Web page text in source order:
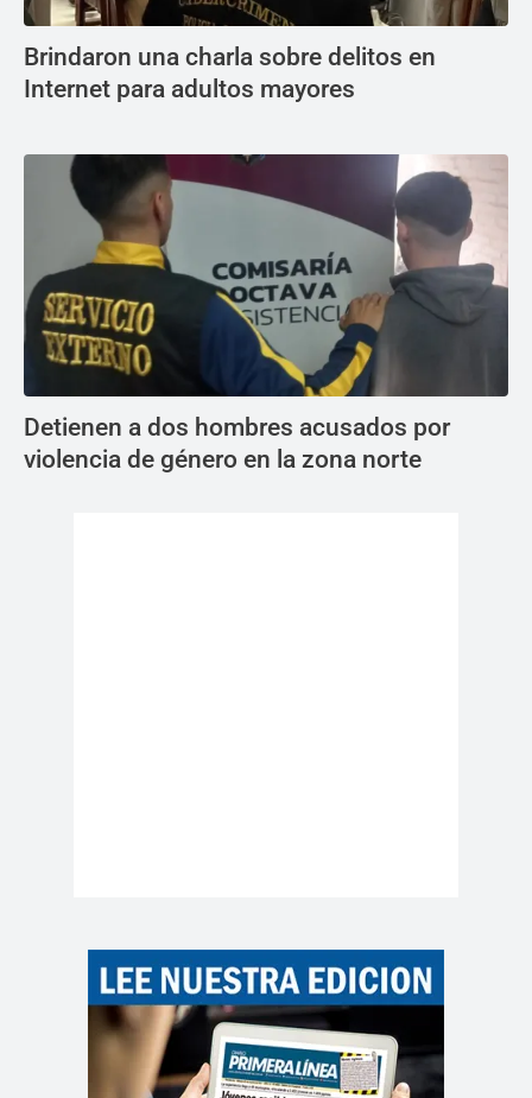
Brindaron una charla sobre delitos en
Internet para adultos mayores
Detienen a dos hombres acusados por
violencia de género en la zona norte